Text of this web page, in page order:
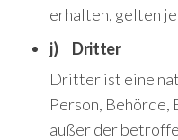
erhalten, gelten
j) Dritter
Dritter ist eine
Person, Behörde,
außer der